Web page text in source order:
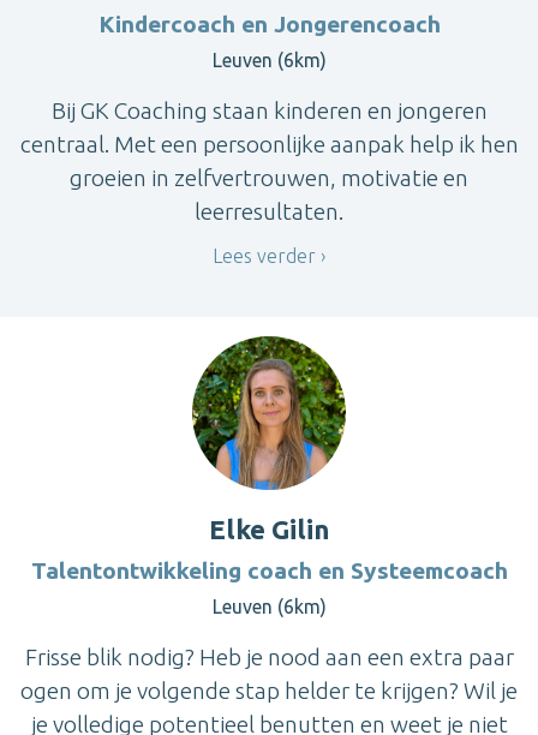
Kindercoach en Jongerencoach
Leuven (6km)
Bij GK Coaching staan kinderen en jongeren
centraal. Met een persoonlijke aanpak help ik hen
groeien in zelfvertrouwen, motivatie en
leerresultaten.
Lees verder
Elke Gilin
Talentontwikkeling coach en Systeemcoach
Leuven (6km)
Frisse blik nodig? Heb je nood aan een extra paar
ogen om je volgende stap helder te krijgen? Wil je
je volledige potentieel benutten en weet je niet